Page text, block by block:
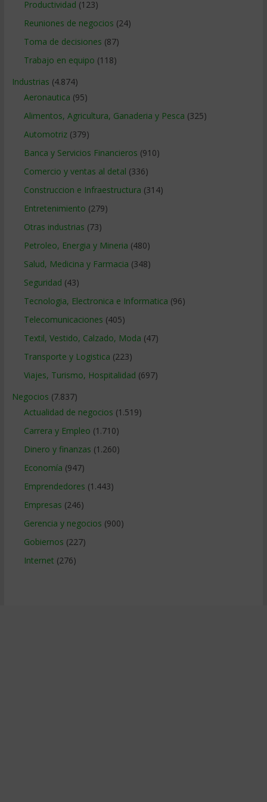
Productividad (123)
Reuniones de negocios (24)
Toma de decisiones (87)
Trabajo en equipo (118)
Industrias (4.874)
Aeronautica (95)
Alimentos, Agricultura, Ganaderia y Pesca (325)
Automotriz(379)
Banca y Servicios Financieros (910)
Comercio y ventas al detal (336)
Construccion e Infraestructura (314)
Entretenimiento (279)
Otras industrias (73)
Petroleo, Energia y Mineria (480)
Salud, Medicina y Farmacia (348)
Seguridad (43)
Tecnologia, Electronica e Informatica (96)
Telecomunicaciones (405)
Textil, Vestido, Calzado, Moda (47)
Transporte y Logistica (223)
Viajes, Turismo, Hospitalidad (697)
Negocios (7.837)
Actualidad de negocios (1.519)
Carrera y Empleo (1.710)
Dinero y finanzas (1.260)
Economía (947)
Emprendedores (1.443)
Empresas (246)
Gerencia y negocios (900)
Gobiernos (227)
Internet (276)